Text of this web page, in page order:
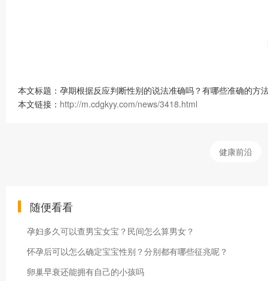
本文标题：孕期根据反应判断性别的说法准确吗？有哪些准确的方
本文链接： http://m.cdgkyy.com/news/3418.html
健康前沿
随便看看
孕妇多久可以查男宝女宝？民间怎么算男女？
怀孕后可以怎么确定宝宝性别？分别都有哪些征兆呢？
卵巢早衰还能拥有自己的小孩吗